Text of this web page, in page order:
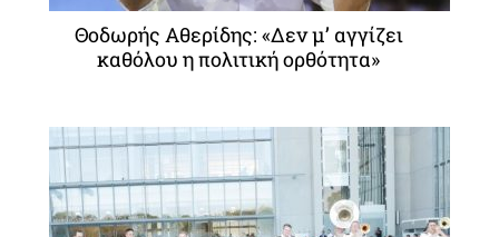
Θοδωρής Αθερίδης: «Δεν μ’ αγγίζει
καθόλου η πολιτική ορθότητα»